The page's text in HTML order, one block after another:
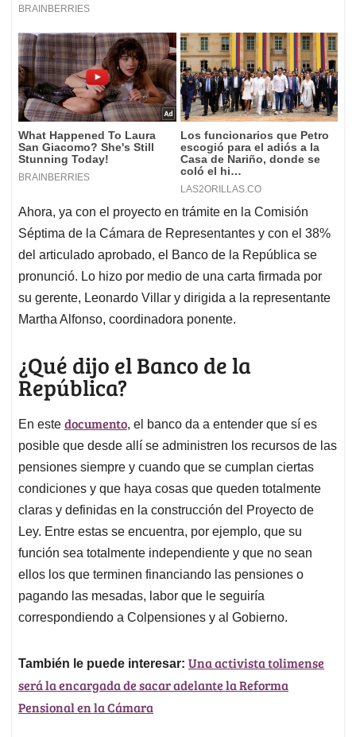
Ahora, ya con el proyecto en trámite en la Comisión
Séptima de la Cámara de Representantes y con el 38%
del articulado aprobado, el Banco de la República se
pronunció. Lo hizo por medio de una carta firmada por
su gerente, Leonardo Villar y dirigida a la representante
Martha Alfonso, coordinadora ponente.
¿Qué dijo el Banco de la
República?
En este documento, el banco da a entender que sí es
posible que desde allí se administren los recursos de las
pensiones siempre y cuando que se cumplan ciertas
condiciones y que haya cosas que queden totalmente
claras y definidas en la construcción del Proyecto de
Ley. Entre estas se encuentra, por ejemplo, que su
función sea totalmente independiente y que no sean
ellos los que terminen financiando las pensiones o
pagando las mesadas, labor que le seguiría
correspondiendo a Colpensiones y al Gobierno.
También le puede interesar: Una activista tolimense
será la encargada de sacar adelante la Reforma
Pensional en la Cámara